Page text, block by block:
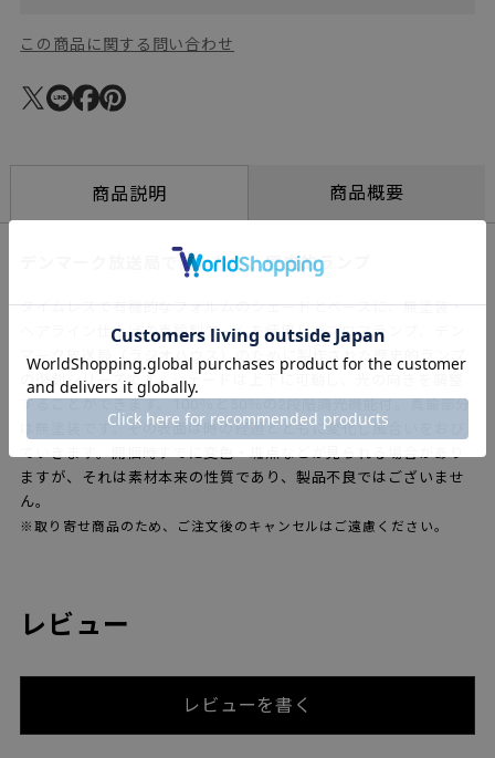
この商品に関する問い合わせ
商品説明 商品概要
デンマーク放送局で使われた、歴史的ランプ
タイムレスで有機的なフォルムのシェードとベースに、無塗装・
ヘアライン仕上げの真鍮製アームを使用したフロアランプ。デン
マーク放送局（ラジオハウス）のために製作された歴史的ランプ
の復刻シリーズです。シェードは上下に可動し、光の向きを調整
することができます。100％と50％の2段階調光機能付。真鍮部分
は無塗装です。その表面は時の経過とともに変化し風合いをおび
ますが、それは素材本来の性質であり、製品不良ではございませ
ん。
※取り寄せ商品のため、ご注文後のキャンセルはご遠慮ください。
レビュー
レビューを書く